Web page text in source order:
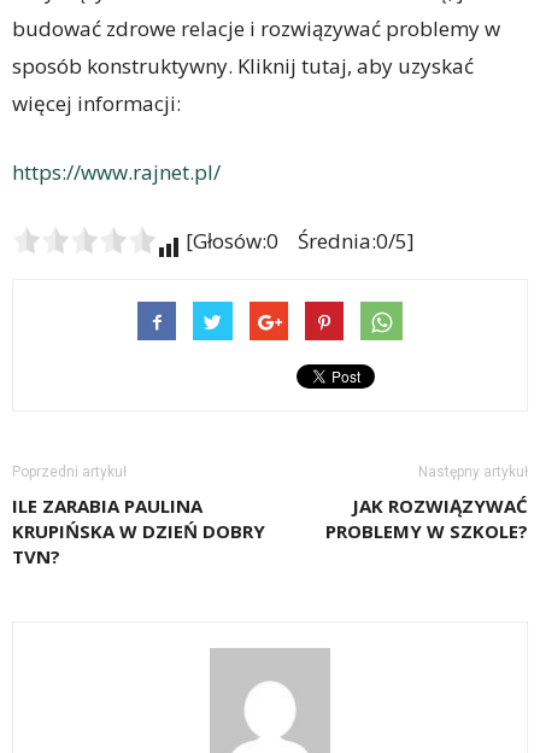
budować zdrowe relacje i rozwiązywać problemy w
sposób konstruktywny. Kliknij tutaj, aby uzyskać
więcej informacji:
https://www.rajnet.pl/
[Głosów:0 Średnia:0/5]
Poprzedni artykuł
ILE ZARABIA PAULINA
KRUPIŃSKA W DZIEŃ DOBRY
TVN?
Następny artykuł
JAK ROZWIĄZYWAĆ
PROBLEMY W SZKOLE?